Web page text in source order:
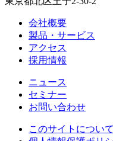
会社概要
製品・サービス
アクセス
採用情報
ニュース
セミナー
お問い合わせ
このサイトについて